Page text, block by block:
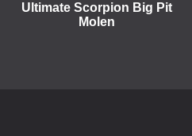
Ultimate Scorpion Big Pit
Molen